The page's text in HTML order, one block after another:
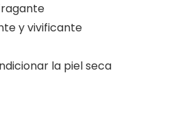
y vivificante
la piel seca